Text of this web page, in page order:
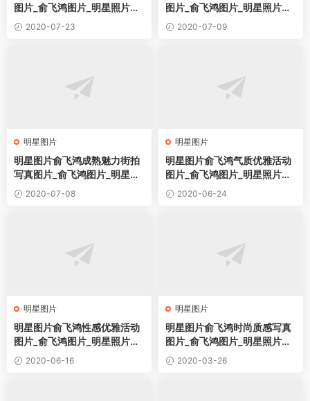
图片_俞飞鸿图片_明星照片桌
面壁纸
2020-07-23
图片_俞飞鸿图片_明星照片桌
面壁纸
2020-07-09
明星图片
明星图片俞飞鸿成熟魅力街拍
写真图片_俞飞鸿图片_明星照
片桌面壁纸
2020-07-08
明星图片
明星图片俞飞鸿气质优雅活动
图片_俞飞鸿图片_明星照片桌
面壁纸
2020-06-24
明星图片
明星图片俞飞鸿性感优雅活动
图片_俞飞鸿图片_明星照片桌
面壁纸
2020-06-16
明星图片
明星图片俞飞鸿时尚质感写真
图片_俞飞鸿图片_明星照片桌
面壁纸
2020-03-26